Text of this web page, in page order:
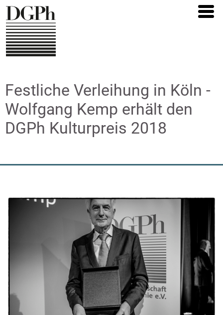
Direkt
zum
Inhalt
Festliche Verleihung in Köln -
Wolfgang Kemp erhält den
DGPh Kulturpreis 2018